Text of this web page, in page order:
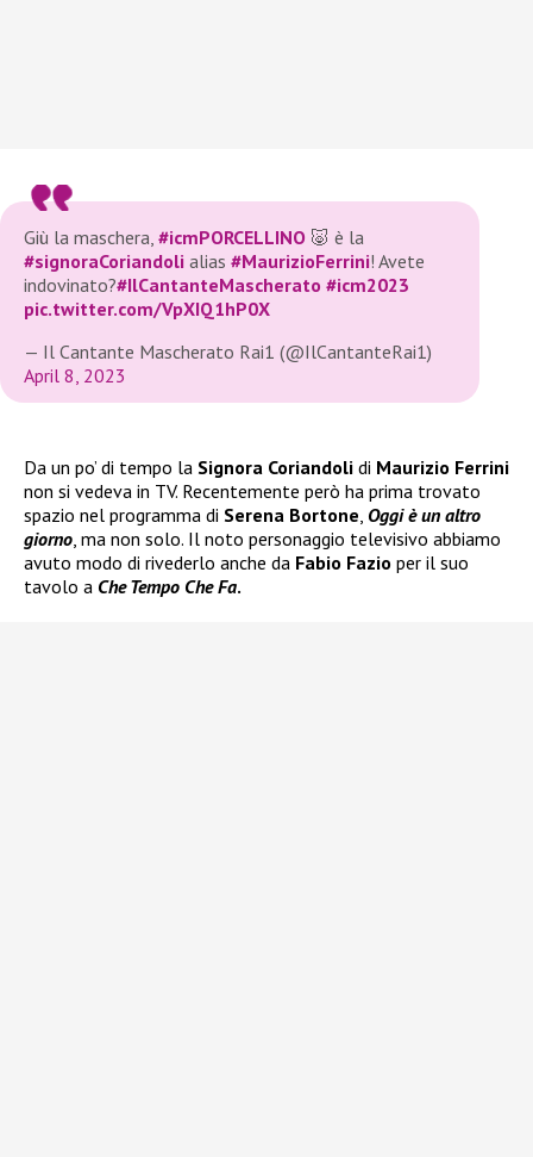
Giù la maschera, #icmPORCELLINO 🐷 è la
#signoraCoriandoli alias #MaurizioFerrini! Avete
indovinato?#IlCantanteMascherato #icm2023
pic.twitter.com/VpXIQ1hP0X
— Il Cantante Mascherato Rai1 (@IlCantanteRai1)
April 8, 2023
Da un po’ di tempo la Signora Coriandoli di Maurizio Ferrini
non si vedeva in TV. Recentemente però ha prima trovato
spazio nel programma di Serena Bortone, Oggi è un altro
giorno, ma non solo. Il noto personaggio televisivo abbiamo
avuto modo di rivederlo anche da Fabio Fazio per il suo
tavolo a Che Tempo Che Fa.